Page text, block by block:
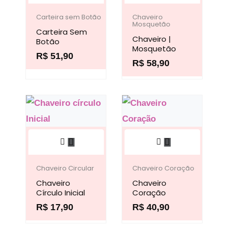
página
do
do
produto
tem
várias
escolhidas
na
página
do
produto
Carteira sem Botão
Carteira Sem
Botão
R$ 51,90
tem
variantes.
As
opções
escolhidas
na
página
do
produto
Chaveiro
Mosquetão
Chaveiro |
Mosquetão
R$ 58,90
Este
produto
tem
várias
variantes.
Chaveiro Circular
Chaveiro
Círculo Inicial
R$ 17,90
Este
produto
tem
várias
variantes.
Chaveiro Coração
Chaveiro
Coração
R$ 40,90